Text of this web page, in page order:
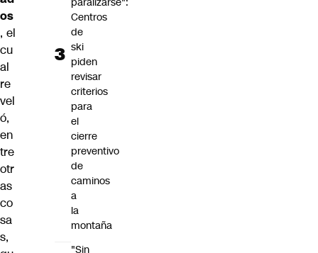
os
, el
cu
al
re
vel
ó,
en
tre
otr
as
co
sa
s,
Centros
de
ski
piden
revisar
criterios
para
el
cierre
preventivo
de
caminos
a
la
montaña
"Sin